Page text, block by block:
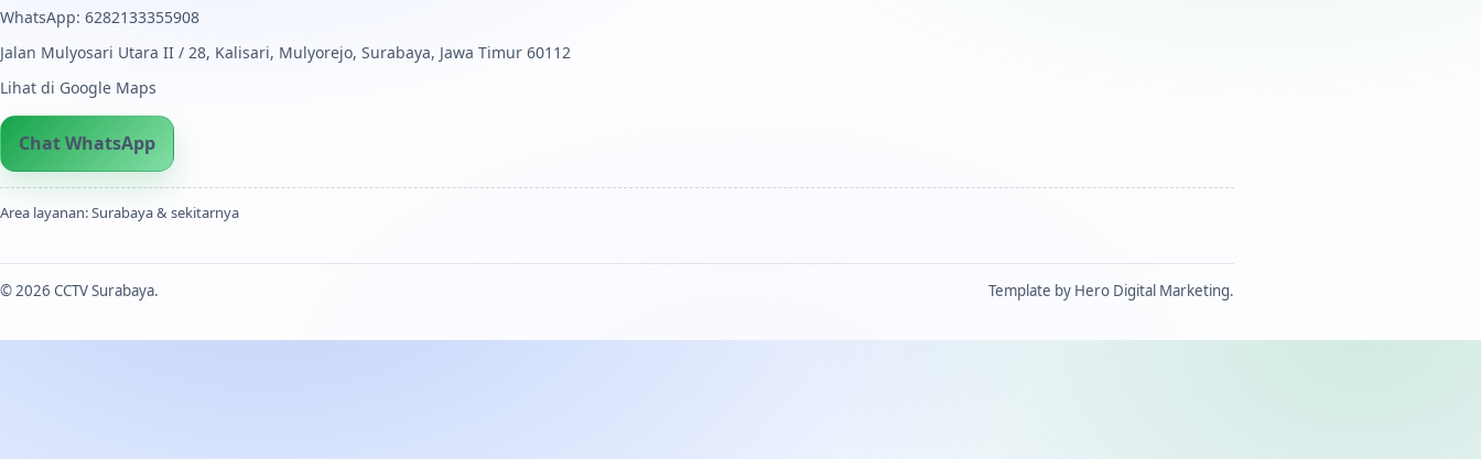
WhatsApp: 6282133355908
Jalan Mulyosari Utara II / 28, Kalisari, Mulyorejo, Surabaya, Jawa Timur 60112
Lihat di Google Maps
Chat WhatsApp
Area layanan: Surabaya & sekitarnya
© 2026 CCTV Surabaya. Template by Hero Digital Marketing.